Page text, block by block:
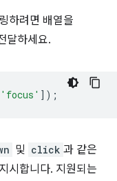
하려면 배열을
달하세요.
'focus' ]);
및 click 과 같은
시합니다. 지원되는